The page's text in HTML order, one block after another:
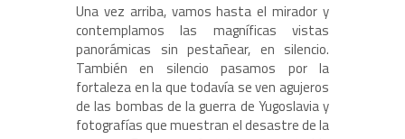
Una vez arriba, vamos hasta el mirador y
contemplamos las magníficas vistas
panorámicas sin pestañear, en silencio.
También en silencio pasamos por la
fortaleza en la que todavía se ven agujeros
de las bombas de la guerra de Yugoslavia y
fotografías que muestran el desastre de la